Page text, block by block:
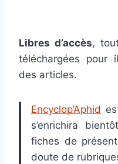
Libres d’accès,
téléchargées pour
des articles.
Encyclop’Aphid
s’enrichira
fiches de
doute de